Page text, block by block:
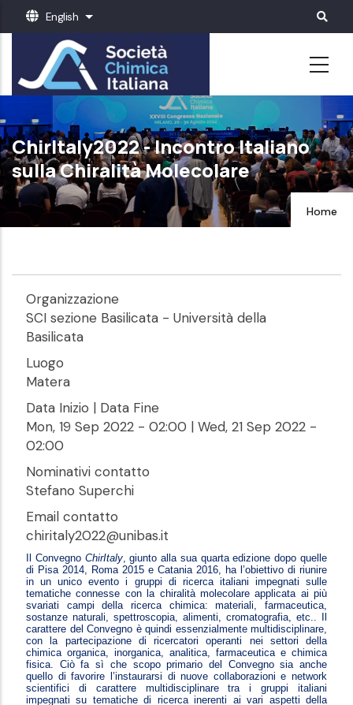
content
English List additional actions
ChirItaly2022 - Incontro Italiano
sulla Chiralità Molecolare
Home
Organizzazione
SCI sezione Basilicata - Università della
Basilicata
Luogo
Matera
Data Inizio | Data Fine
Mon, 19 Sep 2022 - 02:00 | Wed, 21 Sep 2022 -
02:00
Nominativi contatto
Stefano Superchi
Email contatto
chiritaly2022@unibas.it
Il Convegno ChirItaly, giunto alla sua quarta edizione dopo quelle
di Pisa 2014, Roma 2015 e Catania 2016, ha l’obiettivo di riunire
in un unico evento i gruppi di ricerca italiani impegnati sulle
tematiche connesse con la chiralità molecolare applicata ai più
svariati campi della ricerca chimica: materiali, farmaceutica,
sostanze naturali, spettroscopia, alimenti, cromatografia, etc.. Il
carattere del Convegno è quindi essenzialmente multidisciplinare,
con la partecipazione di ricercatori operanti nei settori della
chimica organica, inorganica, analitica, farmaceutica e chimica
fisica. Ciò fa sì che scopo primario del Convegno sia anche
quello di favorire l’instaurarsi di nuove collaborazioni e network
scientifici di carattere multidisciplinare tra i gruppi italiani
impegnati su tematiche di ricerca inerenti ai vari aspetti della